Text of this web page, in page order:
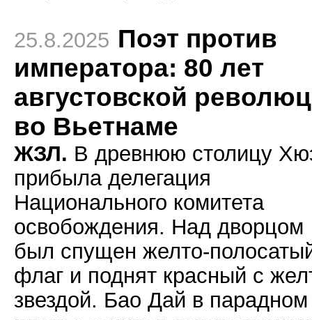
25.8.2025 Поэт против
императора: 80 лет
августовской
во Вьетнаме
ЖЗЛ. В древнюю столицу
прибыла делегация
Национального комитета
освобождения. Над дворцом
был спущен желто-
флаг и поднят красный с
звездой. Бао Дай в парадном